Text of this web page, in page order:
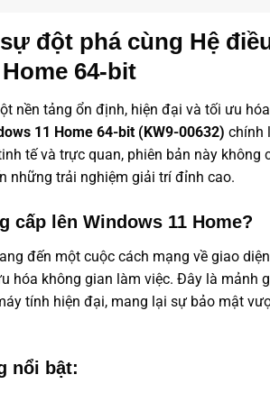
đột phá cùng Hệ
64-bit
nền tảng ổn định, hiện đại và tối ưu
11 Home 64-bit (KW9-00632) chính
tế và trực quan, phiên bản này không
những trải nghiệm giải trí đỉnh cao.
cấp lên Windows 11 Home?
đến một cuộc cách mạng về giao
hóa không gian làm việc. Đây là mảnh
tính hiện đại, mang lại sự bảo mật
nổi bật: